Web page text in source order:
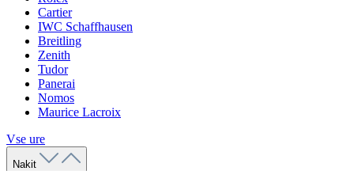
Cartier
IWC Schaffhausen
Breitling
Zenith
Tudor
Panerai
Nomos
Maurice Lacroix
Vse ure
Nakit